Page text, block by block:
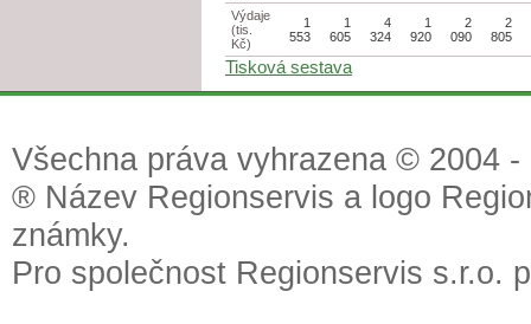
Výdaje
(tis.
Kč)
1
553
1
605
4
324
1
920
2
090
2
805
Tisková sestava
Všechna práva vyhrazena © 2004
® Název Regionservis a logo
známky.
Pro společnost Regionservis s.r.o.